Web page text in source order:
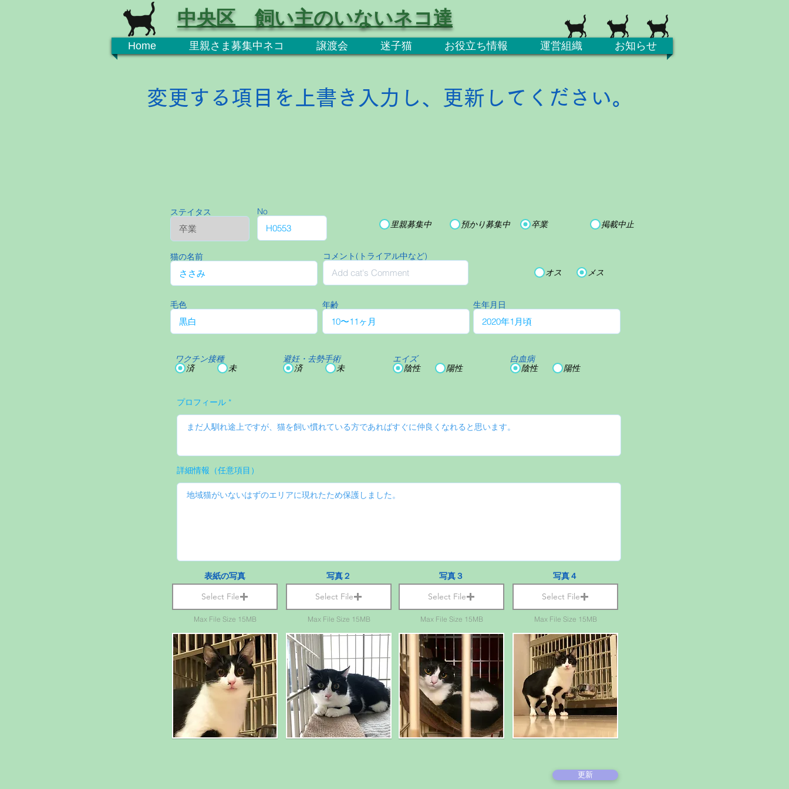
Home 里親さま募集中ネコ 譲渡会 迷子猫 お役立ち情報 運営組織 お知らせ
中央区 飼い主のいないネコ達
変更する項目を上書き入力し、更新してください。
ステイタス No
里親募集中 預かり募集中 卒業 掲載中止
猫の名前 コメント(トライアル中など)
オス メス
毛色 年齢 生年月日
ワクチン接種
済
未
避妊・去勢手術
済
未
エイズ
陰性
陽性
白血病
陰性
陽性
プロフィール
詳細情報（任意項目）
表紙の写真
Select File
Max File Size 15MB
写真２
Select File
Max File Size 15MB
写真３
Select File
Max File Size 15MB
写真４
Select File
Max File Size 15MB
更新